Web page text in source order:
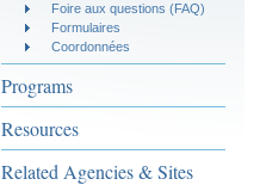
Foire aux questions (FAQ)
Formulaires
Coordonnées
Programs
Resources
Related Agencies & Sites